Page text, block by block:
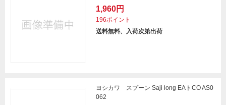
1,960円
196ポイント
送料無料、入荷次第出荷
ヨシカワ スプーン Saji long EAトCO AS0
062